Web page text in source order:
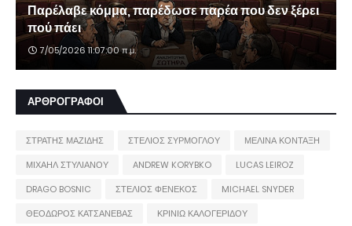
Παρέλαβε κόμμα, παρέδωσε παρέα που δεν ξέρει
πού πάει
7/05/2026 11:07:00 π.μ.
ΑΡΘΡΟΓΡΑΦΟΙ
ΣΤΡΑΤΗΣ ΜΑΖΙΔΗΣ ΣΤΕΛΙΟΣ ΣΥΡΜΟΓΛΟΥ
ΜΕΛΙΝΑ ΚΟΝΤΑΞΗ
ΜΙΧΑΗΛ ΣΤΥΛΙΑΝΟΥ
ANDREW KORYBKO
LUCAS LEIROZ
DRAGO BOSNIC
ΣΤΕΛΙΟΣ ΦΕΝΕΚΟΣ
MICHAEL SNYDER
ΘΕΟΔΩΡΟΣ ΚΑΤΣΑΝΕΒΑΣ
ΚΡΙΝΙΩ ΚΑΛΟΓΕΡΙΔΟΥ